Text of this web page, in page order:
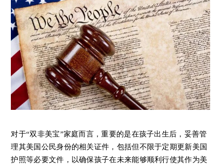
对于“双非美宝”家庭而言，重要的是在孩子出生后，妥善管
理其美国公民身份的相关证件，包括但不限于定期更新美国
护照等必要文件，以确保孩子在未来能够顺利行使其作为美